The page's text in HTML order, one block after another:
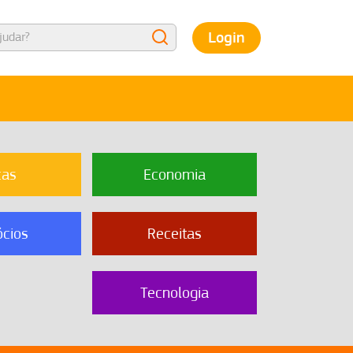
Login
Economia
Receitas
Tecnologia